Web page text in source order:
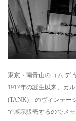
東京・南青山のコム デ
1917年の誕生以来、カ
(TANK)」のヴィンテー
で展示販売するのでメ